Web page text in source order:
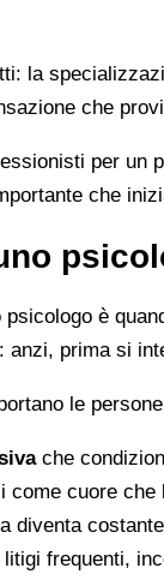
la
che
per
che
psicologo è
anzi, prima si
le
che
come cuore
diventa
litigi frequenti,